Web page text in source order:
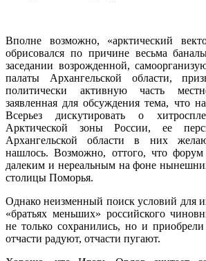
Вполне возможно, «арктический
обрисовался по причине весьма
заседании возрожденной,
палаты Архангельской области,
политически активную часть
заявленная для обсуждения тема, что
Всерьез дискутировать о
Арктической зоны России, ее
Архангельской области в них
нашлось. Возможно, оттого, что форум
далеким и нереальным на фоне
столицы Поморья.
Однако неизменный поиск условий для
«братьях меньших» российского
не только сохранились, но и
отчасти радуют, отчасти пугают.